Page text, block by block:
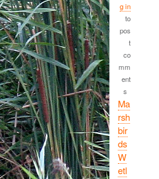
g in
to
pos
t
co
mm
ent
s
Ma
rsh
bir
ds
W
etl